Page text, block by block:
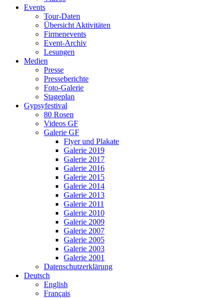
Events
Tour-Daten
Übersicht Aktivitäten
Firmenevents
Event-Archiv
Lesungen
Medien
Presse
Presseberichte
Foto-Galerie
Stageplan
Gypsyfestival
80 Rosen
Videos GF
Galerie GF
Flyer und Plakate
Galerie 2019
Galerie 2017
Galerie 2016
Galerie 2015
Galerie 2014
Galerie 2013
Galerie 2011
Galerie 2010
Galerie 2009
Galerie 2007
Galerie 2005
Galerie 2003
Galerie 2001
Datenschutzerklärung
Deutsch
English
Français